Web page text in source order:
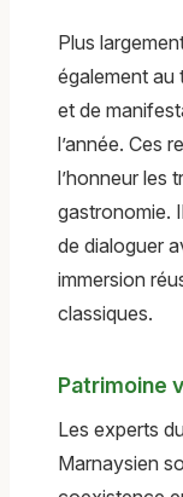
Plus
également au
et de
l’année. Ces
l’honneur les
gastronomie.
de dialoguer
immersion
classiques.
Patrimoine
Les experts
Marnaysien